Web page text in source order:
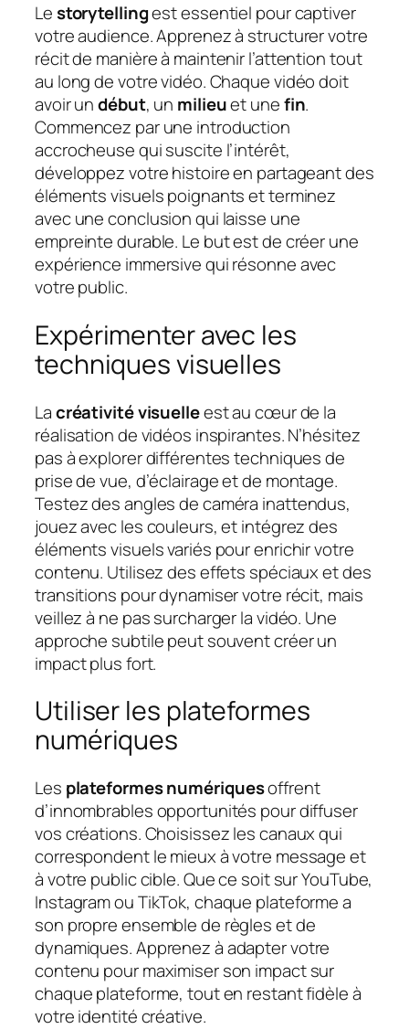
Lestorytellingest essentiel pour captiver
votre audience. Apprenez à structurer votre
récit de manière à maintenir l’attention tout
au long de votre vidéo. Chaque vidéo doit
avoir undébut, un milieuet unefin.
Commencez par une introduction
accrocheuse qui suscite l’intérêt,
développez votre histoire en partageant des
éléments visuels poignants et terminez
avec une conclusion qui laisse une
empreinte durable. Le but est de créer une
expérience immersive qui résonne avec
votre public.
Expérimenter avec les
techniques visuelles
Lacréativité visuelleest au cœur de la
réalisation de vidéos inspirantes. N’hésitez
pas à explorer différentes techniques de
prise de vue, d’éclairage et de montage.
Testez des angles de caméra inattendus,
jouez avec les couleurs, et intégrez des
éléments visuels variés pour enrichir votre
contenu. Utilisez des effets spéciaux et des
transitions pour dynamiser votre récit, mais
veillez à ne pas surcharger la vidéo. Une
approche subtile peut souvent créer un
impact plus fort.
Utiliser les plateformes
numériques
Les plateformes numériquesoffrent
d’innombrables opportunités pour diffuser
vos créations. Choisissez les canaux qui
correspondent le mieux à votre message et
à votre public cible. Que ce soit sur YouTube,
Instagram ou TikTok, chaque plateforme a
son propre ensemble de règles et de
dynamiques. Apprenez à adapter votre
contenu pour maximiser son impact sur
chaque plateforme, tout en restant fidèle à
votre identité créative.